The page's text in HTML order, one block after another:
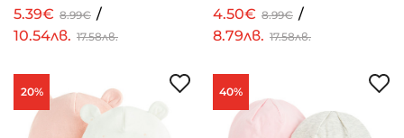
5.39€ 8.99€ /
10.54лв. 17.58лв.
4.50€ 8.99€ /
8.79лв. 17.58лв.
20% 40%